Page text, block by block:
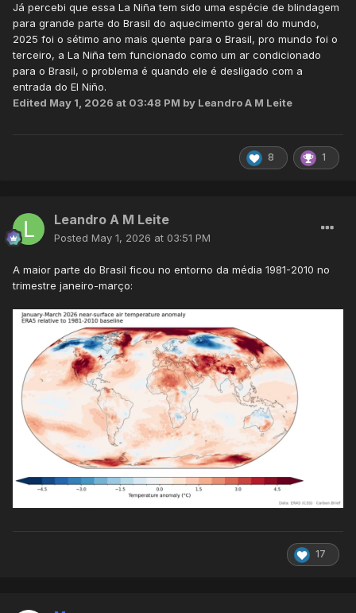
Já percebi que essa La Niña tem sido uma espécie de blindagem
para grande parte do Brasil do aquecimento geral do mundo,
2025 foi o sétimo ano mais quente para o Brasil, pro mundo foi o
terceiro, a La Niña tem funcionado como um ar condicionado
para o Brasil, o problema é quando ele é desligado com a
entrada do El Niño.
Edited May 1, 2026 at 03:48 PM by Leandro A M Leite
8 1
Leandro A M Leite
Posted May 1, 2026 at 03:51 PM
A maior parte do Brasil ficou no entorno da média 1981-2010 no
trimestre janeiro-março:
17